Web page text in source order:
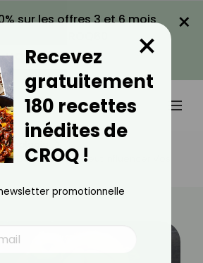
sur les offres 3 et 6 mois
VOIR LA PROMO
×
De La Couleur Peut Influencer Vos
Recevez
gratuitement
180 recettes
inédites de
CROQ !
×
promotionnelle